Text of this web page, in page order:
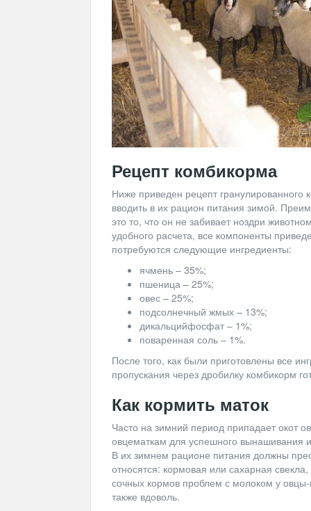
Рецепт комбикорма
Ниже приведен рецепт гранулированного
вводить в их рацион питания зимой.
это то, что он не забивает ноздри
удобного расчета, все компоненты
потребуются следующие ингредиенты:
ячмень – 35%;
пшеница – 25%;
овес – 25%;
подсолнечный жмых – 13%;
дикальцийфосфат – 1%;
поваренная соль – 1%.
После того, как были приготовлены все
пропускания через дробилку комбикорм
Как кормить маток
Часто на зимний период припадает окот
овцематкам для успешного вынашивания
В их зимнем рационе питания должны
относятся: кормовая или сахарная
сочных кормов проблем с молоком у
также вдоволь.